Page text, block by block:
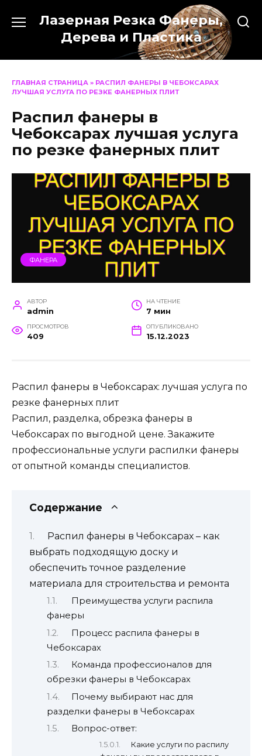
содержанию
Лазерная Резка Фанеры,
Дерева и Пластика
ГЛАВНАЯ СТРАНИЦА » РАСПИЛ ФАНЕРЫ В ЧЕБОКСАРАХ
ЛУЧШАЯ УСЛУГА ПО РЕЗКЕ ФАНЕРНЫХ ПЛИТ
Распил фанеры в
Чебоксарах лучшая услуга
по резке фанерных плит
ФАНЕРА
АВТОР
admin
НА ЧТЕНИЕ
7 мин
ПРОСМОТРОВ
409
ОПУБЛИКОВАНО
15.12.2023
Распил фанеры в Чебоксарах: лучшая услуга по
резке фанерных плит
Распил, разделка, обрезка фанеры в
Чебоксарах по выгодной цене. Закажите
профессиональные услуги распилки фанеры
от опытной команды специалистов.
Содержание
Распил фанеры в Чебоксарах – как
выбрать подходящую доску и
обеспечить точное разделение
материала для строительства и ремонта
Преимущества услуги распила
фанеры
Процесс распила фанеры в
Чебоксарах
Команда профессионалов для
обрезки фанеры в Чебоксарах
Почему выбирают нас для
разделки фанеры в Чебоксарах
Вопрос-ответ:
Какие услуги по распилу